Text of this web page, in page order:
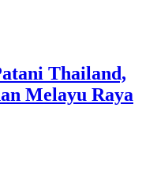
Thailand,
Melayu Raya